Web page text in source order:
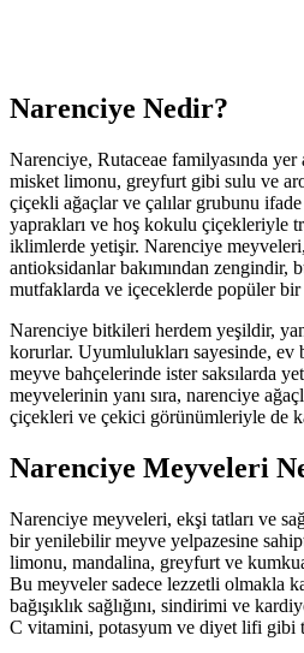
Narenciye Nedir?
Narenciye, Rutaceae familyasında
misket limonu, greyfurt gibi sulu ve
çiçekli ağaçlar ve çalılar grubunu
yaprakları ve hoş kokulu çiçekleriyle
iklimlerde yetişir. Narenciye
antioksidanlar bakımından zengindir,
mutfaklarda ve içeceklerde popüler
Narenciye bitkileri herdem yeşildir,
korurlar. Uyumlulukları sayesinde, ev
meyve bahçelerinde ister saksılarda
meyvelerinin yanı sıra, narenciye
çiçekleri ve çekici görünümleriyle de
Narenciye Meyveleri
Narenciye meyveleri, ekşi tatları ve
bir yenilebilir meyve yelpazesine
limonu, mandalina, greyfurt ve
Bu meyveler sadece lezzetli olmakla
bağışıklık sağlığını, sindirimi ve
C vitamini, potasyum ve diyet lifi gibi